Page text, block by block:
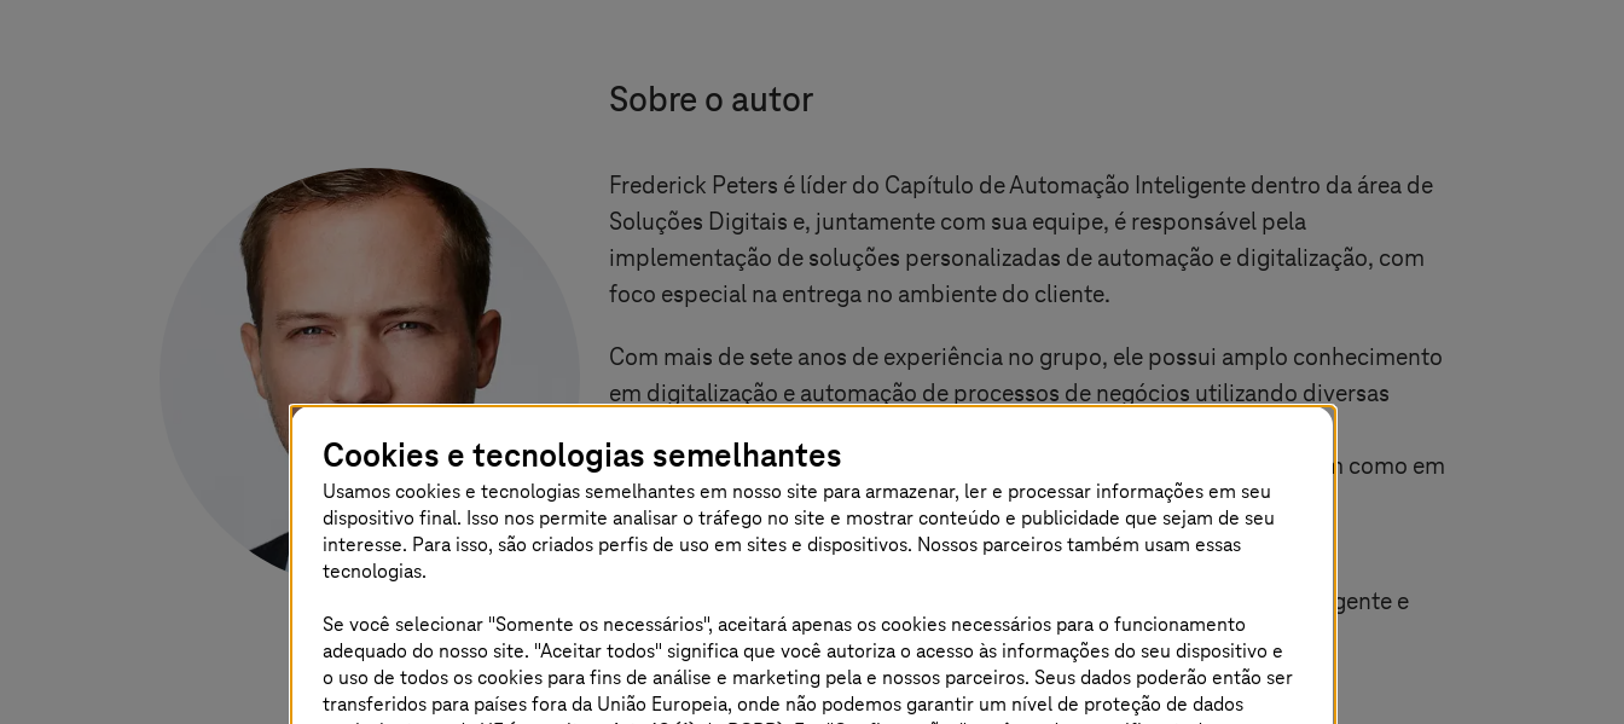
Sobre o autor
Frederick Peters é líder do Capítulo de Automação Inteligente dentro da área de
Soluções Digitais e, juntamente com sua equipe, é responsável pela
implementação de soluções personalizadas de automação e digitalização, com
foco especial na entrega no ambiente do cliente.
Com mais de sete anos de experiência no grupo, ele possui amplo conhecimento
em digitalização e automação de processos de negócios utilizando diversas
desenvolvimento contínuo de soluções complexas de automação, bem como em
seu estabelecimento sustentável junto ao cliente.
desenvolvimento do portfólio de serviços na área de Automação Inteligente e
contribui de forma decisiva para o sucesso daT-Systems.
Cookies e tecnologias semelhantes
Usamos cookies e tecnologias semelhantes em nosso site para armazenar, ler e processar informações em seu
dispositivo final. Isso nos permite analisar o tráfego no site e mostrar conteúdo e publicidade que sejam de seu
interesse. Para isso, são criados perfis de uso em sites e dispositivos. Nossos parceiros também usam essas
tecnologias.
Se você selecionar "Somente os necessários", aceitará apenas os cookies necessários para o funcionamento
adequado do nosso site. "Aceitar todos" significa que você autoriza o acesso às informações do seu dispositivo e
o uso de todos os cookies para fins de análise e marketing pelae nossos parceiros. Seus dados poderão então ser
transferidos para países fora da União Europeia, onde não podemos garantir um nível de proteção de dados